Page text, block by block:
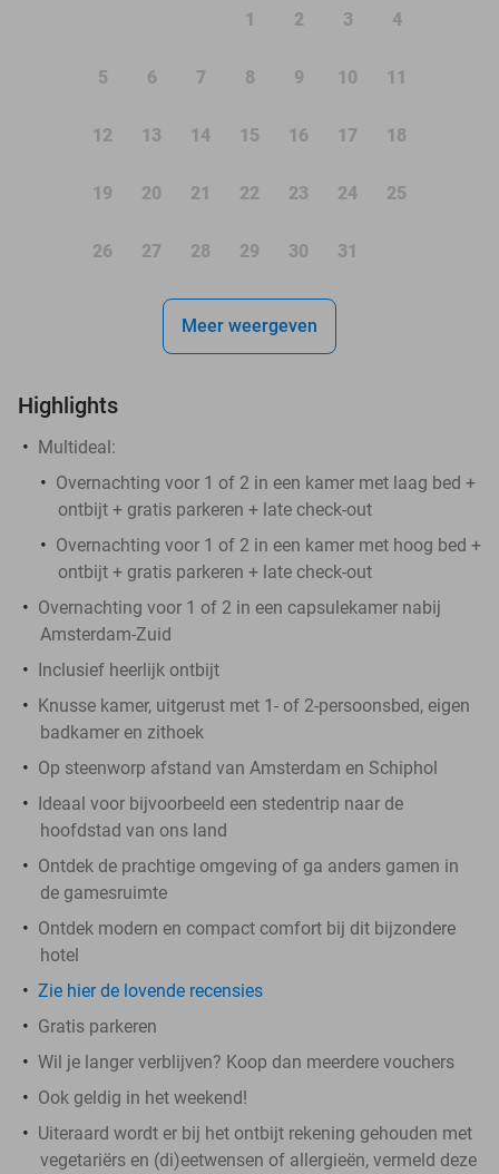
1 2 3 4
5 6 7 8 9 10 11
12 13 14 15 16 17 18
19 20 21 22 23 24 25
26 27 28 29 30 31
Meer weergeven
Highlights
Multideal:
Overnachting voor 1 of 2 in een kamer met laag bed +
ontbijt + gratis parkeren + late check-out
Overnachting voor 1 of 2 in een kamer met hoog bed +
ontbijt + gratis parkeren + late check-out
Overnachting voor 1 of 2 in een capsulekamer nabij
Amsterdam-Zuid
Inclusief heerlijk ontbijt
Knusse kamer, uitgerust met 1- of 2-persoonsbed, eigen
badkamer en zithoek
Op steenworp afstand van Amsterdam en Schiphol
Ideaal voor bijvoorbeeld een stedentrip naar de
hoofdstad van ons land
Ontdek de prachtige omgeving of ga anders gamen in
de gamesruimte
Ontdek modern en compact comfort bij dit bijzondere
hotel
Zie hier de lovende recensies
Gratis parkeren
Wil je langer verblijven? Koop dan meerdere vouchers
Ook geldig in het weekend!
Uiteraard wordt er bij het ontbijt rekening gehouden met
vegetariërs en (di)eetwensen of allergieën, vermeld deze